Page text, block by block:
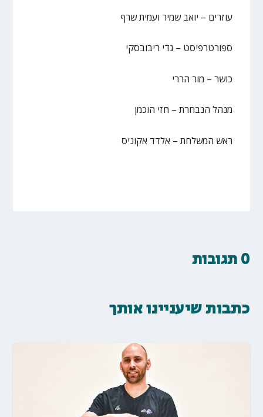
עוזרים – יואב שמיר ועמית שרף
ספורטרפיסט – גדי ריבובסקי
כושר – מור הררי
מנהל הנבחרת – חזי הוכמן
ראש המשלחת – אלדד אקוניס
0 תגובות
כתבות שיעניינו אותך